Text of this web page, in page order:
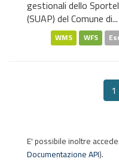
gestionali dello
(SUAP) del Comune di...
WMS WFS
1
E' possibile inoltre
Documentazione API).